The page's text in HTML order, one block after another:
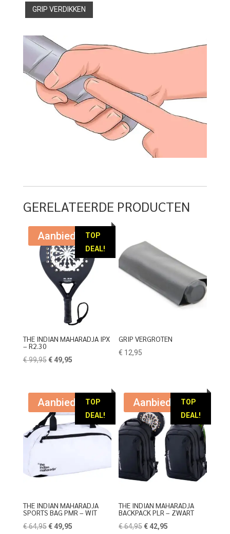
GRIP VERDIKKEN
GERELATEERDE PRODUCTEN
TOP
DEAL!
Aanbieding!
THE INDIAN MAHARADJA IPX
– R2.30
€99,95 Oorspronkelijke
€ 99,95.
€49,95Huidige
€ 49,95.
GRIP VERGROTEN
€ 12,95
TOP
DEAL!
Aanbieding!
THE INDIAN MAHARADJA
SPORTS BAG PMR – WIT
€64,95 Oorspronkelijke
€49,95Huidige
TOP
DEAL!
Aanbieding!
THE INDIAN MAHARADJA
BACKPACK PLR – ZWART
€64,95Oorspronkelijke
€ 42,95